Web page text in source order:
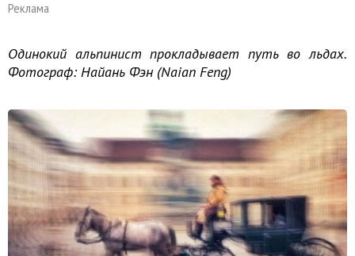
Реклама
Одинокий альпинист прокладывает путь во льдах.
Фотограф: Найань Фэн (Naian Feng)